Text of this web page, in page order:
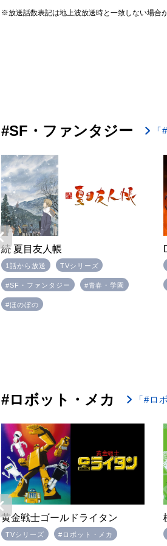
※放送話数表記は地上波放送時と一致しない場合が
#SF・ファンタジー
続 夏目友人帳
1話から放送 TVシリーズ
#SF・ファンタジー #青春・学園
#ほのぼの
#ロボット・メカ 「#ロ
黄金戦士ゴールドライタン
TVシリーズ #ロボット・メカ